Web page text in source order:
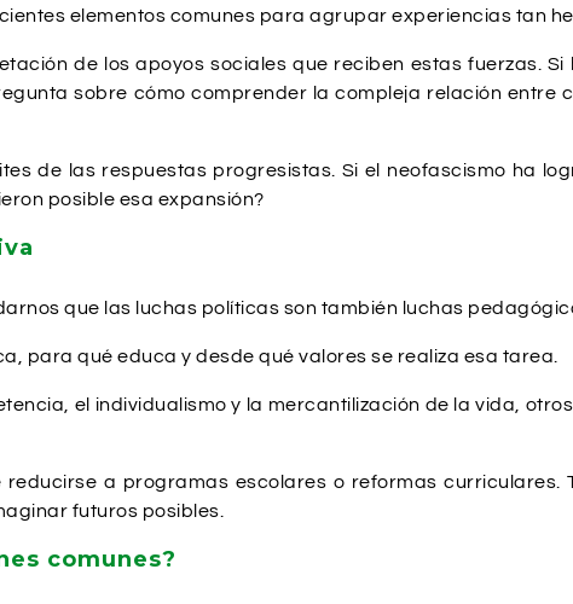
elementos comunes para agrupar experiencias tan
de los apoyos sociales que reciben estas fuerzas.
sobre cómo comprender la compleja relación entre
de las respuestas progresistas. Si el neofascismo ha
posible esa expansión?
que las luchas políticas son también luchas
para qué educa y desde qué valores se realiza esa tarea.
el individualismo y la mercantilización de la vida,
a programas escolares o reformas
futuros posibles.
comunes?